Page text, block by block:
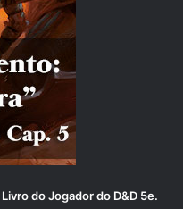
Livro do Jogador do D&D 5e.